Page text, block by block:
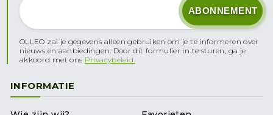
OLLEO zal je gegevens alleen gebruiken om je te informeren over
nieuws en aanbiedingen. Door dit formulier in te sturen, ga je
akkoord met ons Privacybeleid.
INFORMATIE